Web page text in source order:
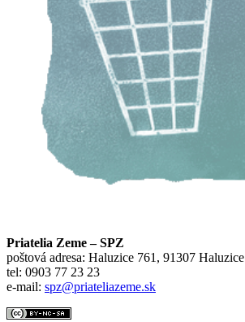
Priatelia Zeme – SPZ
poštová adresa: Haluzice 761, 91307 Haluzice
tel: 0903 77 23 23
e-mail: spz@priateliazeme.sk